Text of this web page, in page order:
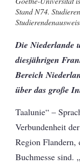
Stand N74.
Die Niederlande
diesjährigen
Bereich
über das große
Taalunie“ –
Verbundenheit
Region Flandern,
Buchmesse sind.